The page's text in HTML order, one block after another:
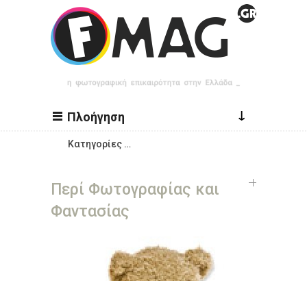
Παράκαμψη προς το κυρίως περιεχόμενο
Πλοήγηση ↓
Κατηγορίες …
Περί Φωτογραφίας και
Φαντασίας